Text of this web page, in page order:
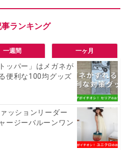
一週間 一ヶ月
ッパー」はメガネが
便利な100均グッズ
ッションリーダー
ージーバルーンワン